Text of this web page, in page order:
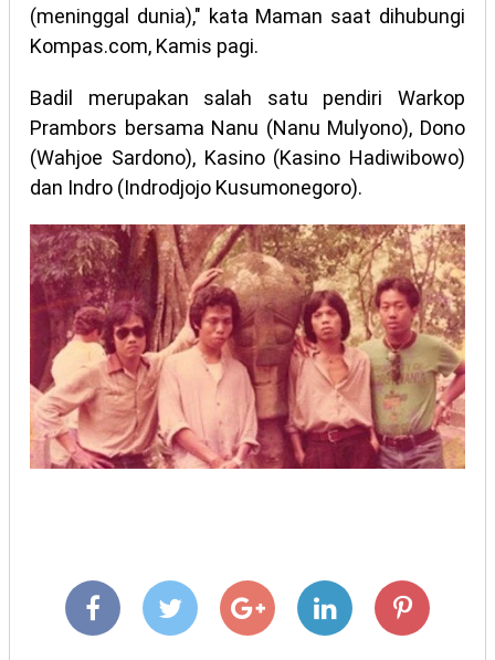
(meninggal dunia)," kata Maman saat dihubungi
Kompas.com, Kamis pagi.
Badil merupakan salah satu pendiri Warkop
Prambors bersama Nanu (Nanu Mulyono), Dono
(Wahjoe Sardono), Kasino (Kasino Hadiwibowo)
dan Indro (Indrodjojo Kusumonegoro).